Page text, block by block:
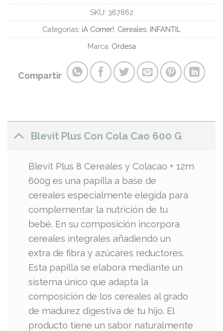
SKU: 367862
Categorías: ¡A Comer! Cereales INFANTIL
Marca: Ordesa
Compartir
Blevit Plus Con Cola Cao 600 G
Blevit Plus 8 Cereales y Colacao + 12m
600g es una papilla a base de
cereales especialmente elegida para
complementar la nutrición de tu
bebé. En su composición incorpora
cereales integrales añadiendo un
extra de fibra y azúcares reductores.
Esta papilla se elabora mediante un
sistema único que adapta la
composición de los cereales al grado
de madurez digestiva de tu hijo. El
producto tiene un sabor naturalmente